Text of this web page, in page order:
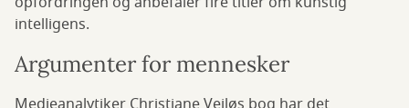
intelligens.
Argumenter for mennesker